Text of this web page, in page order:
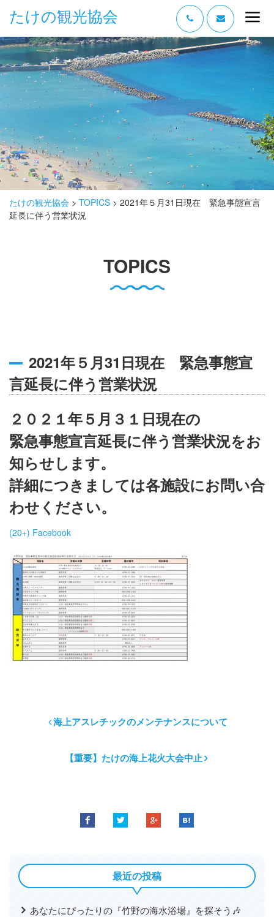
たけの観光協会
“たけの” の魅力
過ごし方
みどころ
泊まる
おみやげ
グルメ
Q O
たけの観光協会 > TOPICS > 2021年５月31日現在 緊急事態宣言
延長に伴う営業状況
TOPICS
2021年５月31日現在 緊急事態宣
言延長に伴う営業状況
２０２１年５月３１日現在の
緊急事態宣言延長に伴う営業状況をお
知らせします。
詳細につきましては各施設にお問い合
わせください。
(20+) Facebook
海上アスレチックのメンテナンスについて
【重要】たけの海上花火大会中止
最近の投稿
あなたにぴったりの『竹野の海水浴場』を探そう🎶